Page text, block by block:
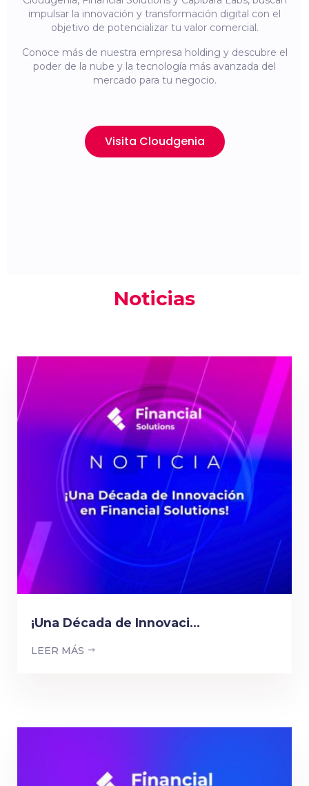
impulsar la innovación y transformación digital con el
objetivo de potencializar tu valor comercial.
Conoce más de nuestra empresa holding y descubre el
poder de la nube y la tecnología más avanzada del
mercado para tu negocio.
Visita Cloudgenia
Noticias
¡Una Década de Innovaci...
LEER MÁS